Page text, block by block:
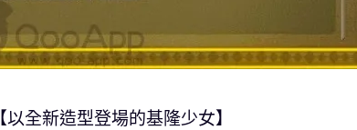
【以全新造型登場的基隆少女】